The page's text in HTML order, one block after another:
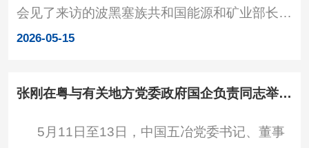
他指出，公司近年积极推动可持续稳健发展，所
属贵州公司长期以来得到新区扶持和帮助。当前
会见了来访的波黑塞族共和国能源和矿业部长彼
得·乔基奇一行，双方就推进相关合作进行深入
2026-05-15
张刚在粤与有关地方党委政府国企负责同志举行工作会谈并调研华南公司
5月11日至13日，中国五冶党委书记、董事